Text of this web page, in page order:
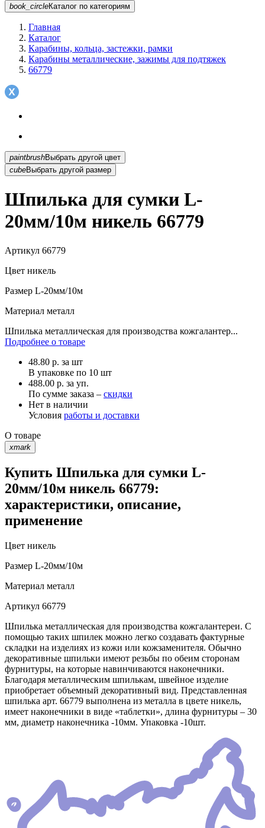
book_circleКаталог по категориям
Главная
Каталог
Карабины, кольца, застежки, рамки
Карабины металлические, зажимы для подтяжек
66779
paintbrush
Выбрать другой цвет
cubeВыбрать другой размер
Шпилька для сумки L-
20мм/10м никель 66779
Артикул 66779
Цвет никель
Размер L-20мм/10м
Материал металл
Шпилька металлическая для производства кожгалантер...
Подробнее о товаре
48.80 р. за шт
В упаковке по 10 шт
488.00 р. за уп.
По сумме заказа – скидки
Нет в наличии
Условия работы и доставки
О товаре
xmark
Купить Шпилька для сумки L-
20мм/10м никель 66779:
характеристики, описание,
применение
Цвет никель
Размер L-20мм/10м
Материал металл
Артикул 66779
Шпилька металлическая для производства кожгалантереи. С
помощью таких шпилек можно легко создавать фактурные
складки на изделиях из кожи или кожзаменителя. Обычно
декоративные шпильки имеют резьбы по обеим сторонам
фурнитуры, на которые навинчиваются наконечники.
Благодаря металлическим шпилькам, швейное изделие
приобретает объемный декоративный вид. Представленная
шпилька арт. 66779 выполнена из металла в цвете никель,
имеет наконечники в виде «таблетки», длина фурнитуры – 30
мм, диаметр наконечника -10мм. Упаковка -10шт.